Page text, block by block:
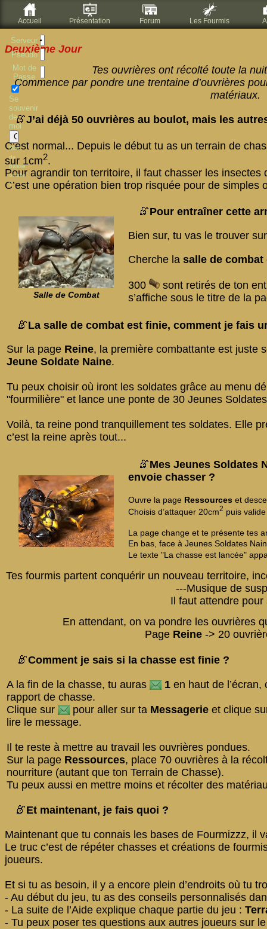
Serveur
Pseudo
Mot de
Passe
Se
souvenir
de
moi
Mot
de
passe
oublié
?
Accueil Présentation Forum Les Fourmis
Deuxième Jour
Tes ouvrières ont récolté toute la
Commence par pondre une trentaine d’ouvrières
matériaux.
J’ai déjà 50 ouvrières au boulot, mais les
C’est normal... Depuis le début tu as un terrain de
sur 1cm2.
Pour agrandir ton territoire, il faut chasser les insectes
C’est une opération bien trop risquée pour de
Salle de Combat
Pour entraîner cette
Bien sur, tu vas le trouver
Cherche la salle de combat
300
sont retirés de ton
s’affiche sous le titre de la
La salle de combat est finie, comment je fais
Sur la page Reine, la première combattante est juste
Jeune Soldate Naine.
Tu peux choisir où iront les soldates grâce au menu
"fourmilière" et lance une ponte de 30 Jeunes
Voilà, ta reine pond tranquillement tes soldates. Elle
c’est la reine après tout...
Mes Jeunes Soldates
envoie chasser ?
Ouvre la page Ressources et
Choisis d’attaquer 20cm2 puis
La page change et te présente tes
En bas, face à Jeunes Soldates
Le texte "La chasse est lancée"
Tes fourmis partent conquérir un nouveau territoire,
---Musique de
Il faut attendre pour
En attendant, on va pondre les ouvrières
Page Reine -> 20
Comment je sais si la chasse est finie ?
A la fin de la chasse, tu auras 1 en haut de l’écran,
rapport de chasse.
Clique sur
pour aller sur ta Messagerie et clique
lire le message.
Il te reste à mettre au travail les ouvrières pondues.
Sur la page Ressources, place 70 ouvrières à la
nourriture (autant que ton Terrain de Chasse).
Tu peux aussi en mettre moins et récolter des
Et maintenant, je fais quoi ?
Maintenant que tu connais les bases de Fourmizzz, il
Le truc c’est de répéter chasses et créations de
joueurs.
Et si tu as besoin, il y a encore plein d’endroits où tu
- Au début du jeu, tu as des conseils personnalisés
- La suite de l’Aide explique chaque partie du jeu :
- Tu peux poser tes questions aux autres joueurs sur